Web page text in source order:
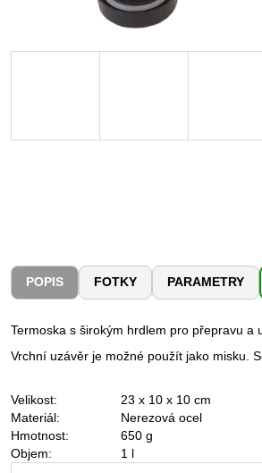
POPIS FOTKY PARAMETRY
Termoska s širokým hrdlem pro přepravu a
Vrchní uzávěr je možné použít jako misku.
Velikost:
23 x 10 x 10 cm
Materiál:
Nerezová
Hmotnost:
650 g
Objem:
1 l